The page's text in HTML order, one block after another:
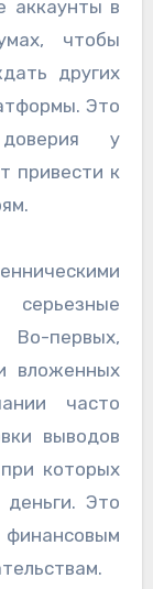
аккаунты в
чтобы
других
Это
у
привести к
Во-первых,
вложенных
часто
выводов
которых
Это
финансовым